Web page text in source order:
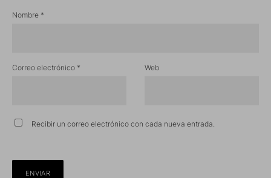
Nombre *
Correo electrónico * Web
Recibir un correo electrónico con cada nueva entrada.